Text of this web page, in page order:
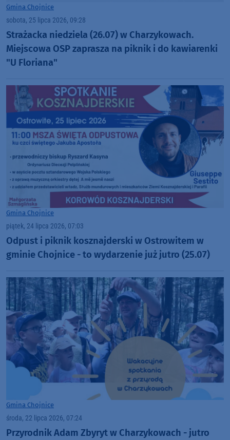
Gmina Chojnice
sobota, 25 lipca 2026, 09:28
Strażacka niedziela (26.07) w Charzykowach.
Miejscowa OSP zaprasza na piknik i do kawiarenki
"U Floriana"
Gmina Chojnice
piątek, 24 lipca 2026, 07:03
Odpust i piknik kosznajderski w Ostrowitem w
gminie Chojnice - to wydarzenie już jutro (25.07)
Gmina Chojnice
środa, 22 lipca 2026, 07:24
Przyrodnik Adam Zbyryt w Charzykowach - jutro